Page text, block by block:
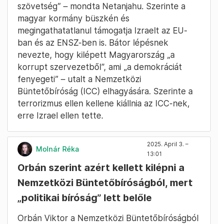
szövetség” – mondta Netanjahu. Szerinte a
magyar kormány büszkén és
megingathatatlanul támogatja Izraelt az EU-
ban és az ENSZ-ben is. Bátor lépésnek
nevezte, hogy kilépett Magyarország „a
korrupt szervezetből”, ami „a demokráciát
fenyegeti” – utalt a Nemzetközi
Büntetőbíróság (ICC) elhagyására. Szerinte a
terrorizmus ellen kellene kiállnia az ICC-nek,
erre Izrael ellen tette.
Molnár Réka
2025. April 3. –
13:01
Orbán szerint azért kellett kilépni a
Nemzetközi Büntetőbíróságból, mert
„politikai bíróság” lett belőle
Orbán Viktor a Nemzetközi Büntetőbíróságból